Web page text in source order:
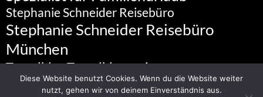
Stephanie Schneider Reisebüro
Stephanie Schneider Reisebüro
München
TravelblogTravelbloggerin
Diese Website benutzt Cookies. Wenn du die Website weiter
nutzt, gehen wir von deinem Einverständnis aus.